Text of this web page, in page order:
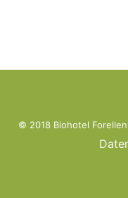
© 2018 Biohotel